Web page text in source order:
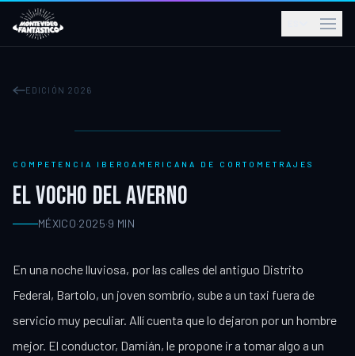
EDICIÓN 2026
COMPETENCIA IBEROAMERICANA DE CORTOMETRAJES
EL VOCHO DEL AVERNO
MÉXICO·2025·9 MIN
En una noche lluviosa, por las calles del antiguo Distrito
Federal, Bartolo, un joven sombrío, sube a un taxi fuera de
servicio muy peculiar. Allí cuenta que lo dejaron por un hombre
mejor. El conductor, Damián, le propone ir a tomar algo a un